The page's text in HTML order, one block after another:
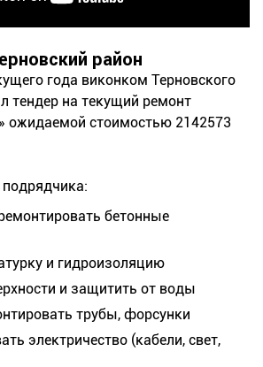
район
года виконком Терновского
тендер на текущий ремонт
ожидаемой стоимостью 2142573
подрядчика:
бетонные
и гидроизоляцию
и защитить от воды
трубы, форсунки
электричество (кабели, свет,